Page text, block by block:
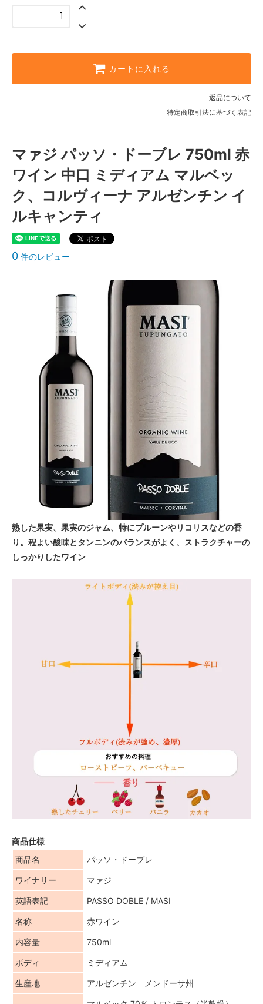
カートに入れる
返品について
特定商取引法に基づく表記
マァジ パッソ・ドーブレ 750ml 赤
ワイン 中口 ミディアム マルベッ
ク、コルヴィーナ アルゼンチン イ
ルキャンティ
0 件のレビュー
熟した果実、果実のジャム、特にプルーンやリコリスなどの香
り。程よい酸味とタンニンのバランスがよく、ストラクチャーの
しっかりしたワイン
商品仕様
商品名
パッソ・ドーブレ
ワイナリー マァジ
英語表記 PASSO DOBLE / MASI
名称 赤ワイン
内容量 750ml
ボディ ミディアム
生産地 アルゼンチン メンドーサ州